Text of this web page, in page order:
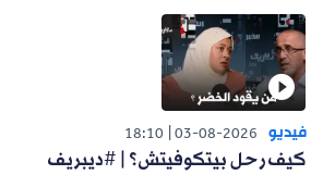
فيديو 03-08-2026
18:10
كيف رحل بيتكوفيتش؟ | #ديبريف